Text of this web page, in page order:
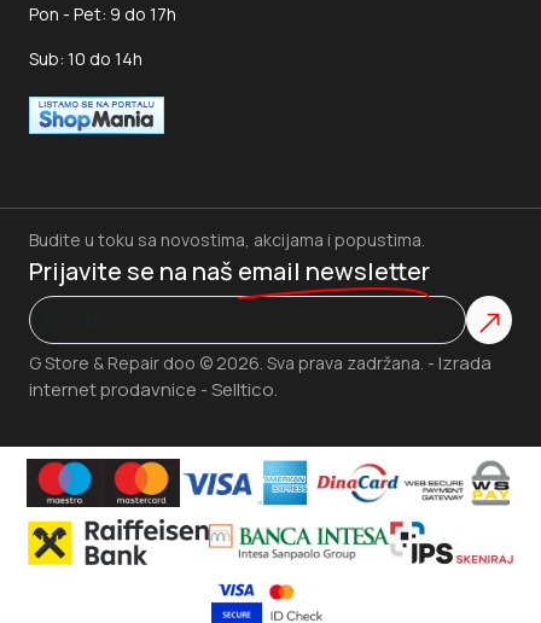
Pon - Pet: 9 do 17h
Sub: 10 do 14h
G Store & Repair doo © 2026. Sva prava zadržana. - Izrada
internet prodavnice - Selltico.
Budite u toku sa novostima, akcijama i popustima.
Prijavite se na naš email newsletter